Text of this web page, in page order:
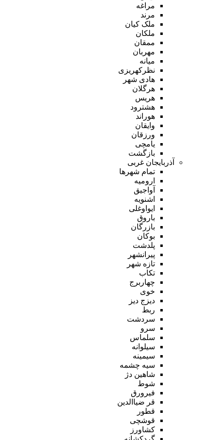
مراغه
مرند
ملک کیان
ملکان
ممقان
مهربان
میانه
نظرکهریزی
هادی شهر
هرگلان
هریس
هشترود
هوراند
وایقان
ورزقان
یامچی
بازگشت
آذربایجان غربی
تمام شهر‌ها
ارومیه
آواجیق
اشنویه
ایواوغلی
باروق
بازرگان
بوکان
پلدشت
پیرانشهر
تازه شهر
تکاب
چهاربرج
خوی
دیزج دیز
ربط
سردشت
سرو
سلماس
سیلوانه
سیمینه
سیه چشمه
شاهین دژ
شوط
فیرورق
قر ضیاالدین
قطور
قوشچی
کشاورز